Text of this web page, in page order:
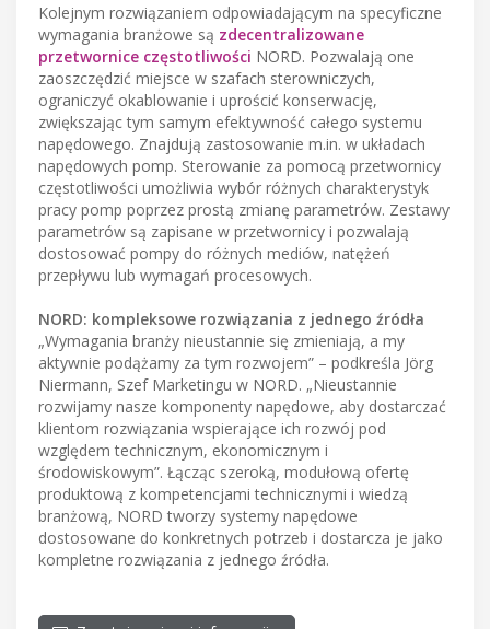
Kolejnym rozwiązaniem odpowiadającym na specyficzne
wymagania branżowe są zdecentralizowane
przetwornice częstotliwości NORD. Pozwalają one
zaoszczędzić miejsce w szafach sterowniczych,
ograniczyć okablowanie i uprościć konserwację,
zwiększając tym samym efektywność całego systemu
napędowego. Znajdują zastosowanie m.in. w układach
napędowych pomp. Sterowanie za pomocą przetwornicy
częstotliwości umożliwia wybór różnych charakterystyk
pracy pomp poprzez prostą zmianę parametrów. Zestawy
parametrów są zapisane w przetwornicy i pozwalają
dostosować pompy do różnych mediów, natężeń
przepływu lub wymagań procesowych.
NORD: kompleksowe rozwiązania z jednego źródła
„Wymagania branży nieustannie się zmieniają, a my
aktywnie podążamy za tym rozwojem” – podkreśla Jörg
Niermann, Szef Marketingu w NORD. „Nieustannie
rozwijamy nasze komponenty napędowe, aby dostarczać
klientom rozwiązania wspierające ich rozwój pod
względem technicznym, ekonomicznym i
środowiskowym”. Łącząc szeroką, modułową ofertę
produktową z kompetencjami technicznymi i wiedzą
branżową, NORD tworzy systemy napędowe
dostosowane do konkretnych potrzeb i dostarcza je jako
kompletne rozwiązania z jednego źródła.